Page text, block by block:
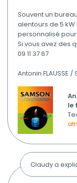
Souvent un
alentours de 5
personnalisé
Si vous avez des
09 11 37 67
Antonin FLAUSSE
le
Claudy a